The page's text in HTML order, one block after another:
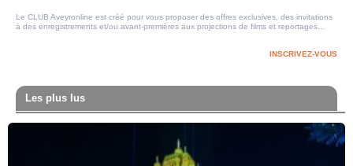
Le CLUB Aveyronline est créé pour vous proposer des offres exclusives, des invitations
à des enregistrements et/ou avant-premières aux projections de films et reportages…
INSCRIVEZ-VOUS
Les plus lus